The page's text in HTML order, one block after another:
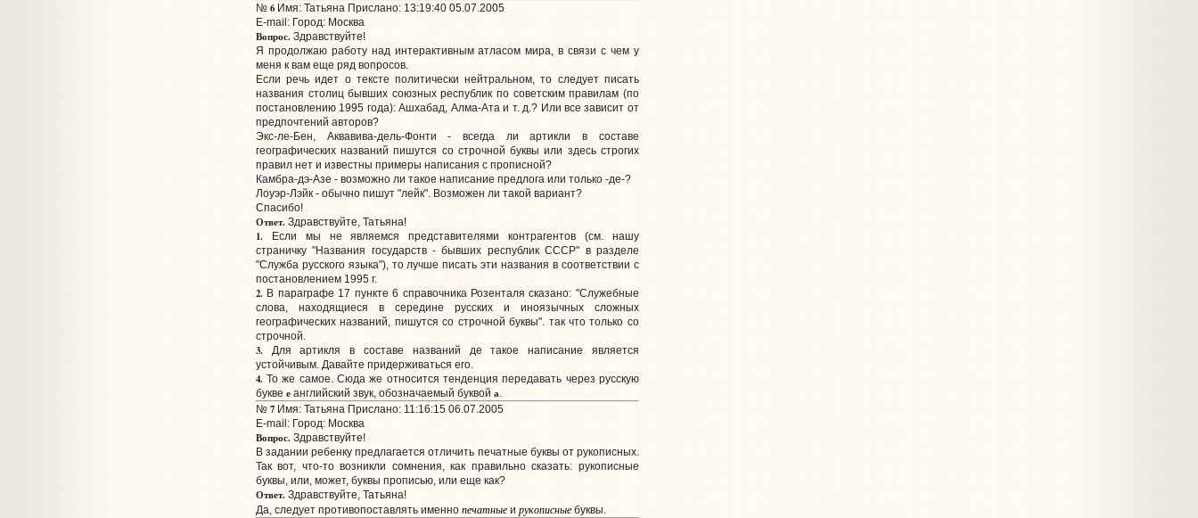
№ 6Имя: Татьяна Прислано: 13:19:40 05.07.2005
E-mail: Город: Москва
Вопрос.Здравствуйте!
Я продолжаю работу над интерактивным атласом мира, в связи с чем у
меня к вам еще ряд вопросов.
Если речь идет о тексте политически нейтральном, то следует писать
названия столиц бывших союзных республик по советским правилам (по
постановлению 1995 года): Ашхабад, Алма-Ата и т. д.? Или все зависит от
предпочтений авторов?
Экс-ле-Бен, Аквавива-дель-Фонти - всегда ли артикли в составе
географических названий пишутся со строчной буквы или здесь строгих
правил нет и известны примеры написания с прописной?
Камбра-дэ-Азе - возможно ли такое написание предлога или только -де-?
Лоуэр-Лэйк - обычно пишут "лейк". Возможен ли такой вариант?
Спасибо!
Ответ.Здравствуйте, Татьяна!
1.Если мы не являемся представителями контрагентов (см. нашу
страничку "Названия государств - бывших республик СССР" в разделе
"Служба русского языка"), то лучше писать эти названия в соответствии с
постановлением 1995 г.
2. В параграфе 17 пункте 6 справочника Розенталя сказано: "Служебные
слова, находящиеся в середине русских и иноязычных сложных
географических названий, пишутся со строчной буквы". так что только со
строчной.
3.Для артикля в составе названий де такое написание является
устойчивым. Давайте придерживаться его.
4.То же самое. Сюда же относится тенденция передавать через русскую
букве еанглийский звук, обозначаемый буквой а.
№ 7Имя: Татьяна Прислано: 11:16:15 06.07.2005
E-mail: Город: Москва
Вопрос.Здравствуйте!
В задании ребенку предлагается отличить печатные буквы от рукописных.
Так вот, что-то возникли сомнения, как правильно сказать: рукописные
буквы, или, может, буквы прописью, или еще как?
Ответ.Здравствуйте, Татьяна!
Да, следует противопоставлять именно печатныеи рукописныебуквы.